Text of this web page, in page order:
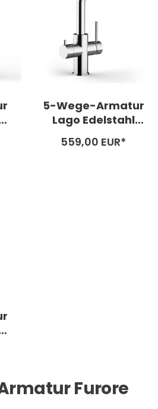
5-Wege-Armatur
Lago Edelstahl
glänzend poliert –
niedrige Variante
Angebotspreis
559,00 EUR*
Furore